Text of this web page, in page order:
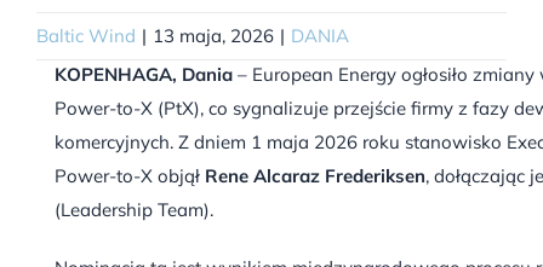
Baltic Wind | 13 maja, 2026 | DANIA
KOPENHAGA, Dania – European Energy ogłosiło
Power-to-X (PtX), co sygnalizuje przejście firmy z fazy
komercyjnych. Z dniem 1 maja 2026 roku stanowisko
Power-to-X objął Rene Alcaraz Frederiksen, dołączając
(Leadership Team).